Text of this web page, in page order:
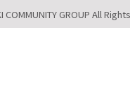
GROUP All